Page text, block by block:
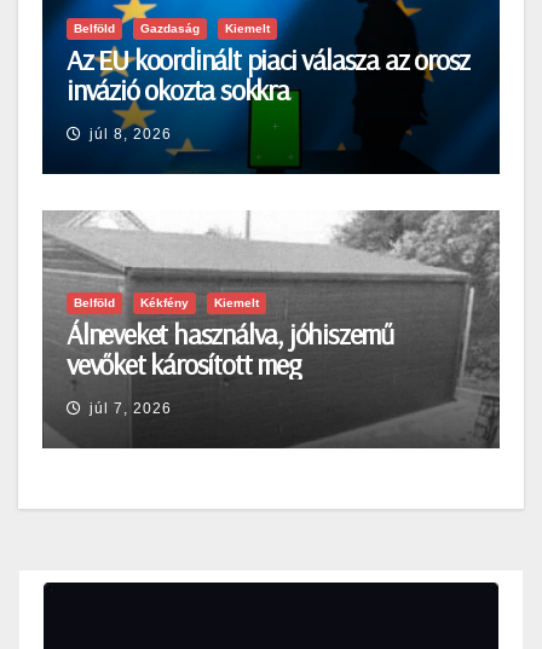
Belföld Gazdaság Kiemelt
Az EU koordinált piaci válasza az orosz
invázió okozta sokkra
júl 8, 2026
Belföld Kékfény Kiemelt
Álneveket használva, jóhiszemű
vevőket károsított meg
júl 7, 2026